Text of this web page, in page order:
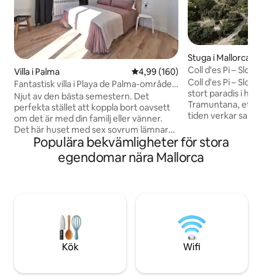
Villa i Palma 4,99 av 5 i genomsnittligt
4,99 (160)
Fantastisk villa i Playa de Palma-området
med pool
Njut av den bästa semestern. Det
perfekta stället att koppla bort oavsett
om det är med din familj eller vänner.
Det här huset med sex sovrum lämnar
ingenting att önska. Varje detalj har valts
för att erbjuda dig den perfekta
semestern: ekologiska tvålar, bästa
perfekt beläget i Palma och bara en kort
promenad från sandstränderna med
kristallklart vatten.
Stuga i Mallorca
Coll d'es Pi – Slow
Coll d'es Pi – Slow Living Är ett
stort paradis i
Tramuntana, ett
tiden verkar sakta ner.
med fantastisk
bergen, stjärnklar
atmosfär för att
lämpligt för
grupper.
Populära bekvämligheter för stora
egendomar nära Mallorca
Kök Wifi